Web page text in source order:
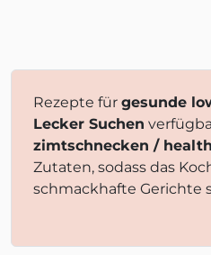
Rezepte für gesunde
Lecker Suchen
zimtschnecken /
Zutaten, sodass das
schmackhafte Gerichte